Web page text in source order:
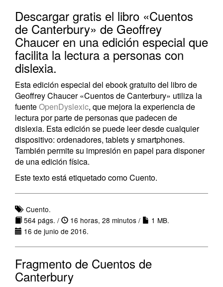
Descargar gratis el libro «Cuentos
de Canterbury» de Geoffrey
Chaucer en una edición especial que
facilita la lectura a personas con
dislexia.
Esta edición especial del ebook gratuito del libro de
Geoffrey Chaucer «Cuentos de Canterbury» utiliza la
fuenteOpenDyslexic, que mejora la experiencia de
lectura por parte de personas que padecen de
dislexia. Esta edición se puede leer desde cualquier
dispositivo: ordenadores, tablets y smartphones.
También permite su impresión en papel para disponer
de una edición física.
Este texto está etiquetado como Cuento.
Cuento.
564 págs. /
16 horas, 28 minutos /
1 MB.
16 de junio de 2016.
Fragmento de Cuentos de
Canterbury